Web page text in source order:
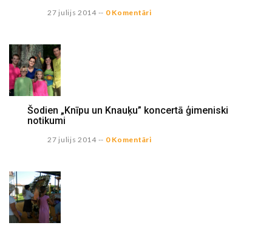
27 julijs 2014-- 0 Komentāri
Šodien „Knīpu un Knauķu” koncertā ģimeniski
notikumi
27 julijs 2014-- 0 Komentāri